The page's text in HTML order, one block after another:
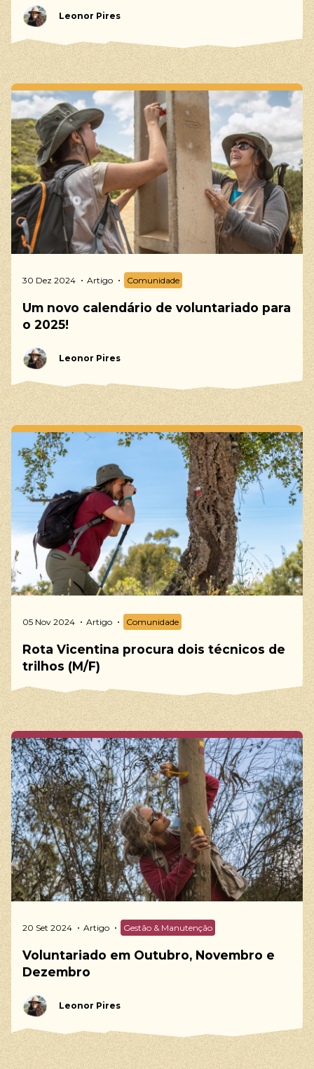
Leonor Pires
30 Dez 2024 Artigo Comunidade
Um novo calendário de voluntariado para
o 2025!
Leonor Pires
05 Nov 2024 Artigo Comunidade
Rota Vicentina procura dois técnicos de
trilhos (M/F)
20 Set 2024 Artigo Gestão & Manutenção
Voluntariado em Outubro, Novembro e
Dezembro
Leonor Pires